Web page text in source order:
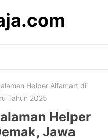
Helper Alfamart di
Tahun 2025
Helper
Jawa